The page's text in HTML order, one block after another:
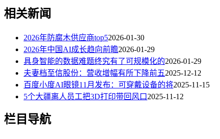
相关新闻
2026年防腐木供应商top52026-01-30
2026年中国AI成长趋向前瞻2026-01-29
具身智能的数据难题终究有了可规模化的2026-01-29
夫妻档至信股份：营收增幅有所下降前五2025-12-12
百度小度AI眼镜11月发布：可穿戴设备的将2025-11-15
5个大疆离人员工把3D打印带回风口 2025-11-12
栏目导航